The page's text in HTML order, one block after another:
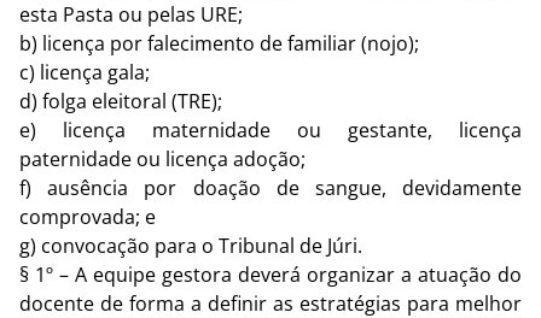
esta Pasta ou pelas URE;
b) licença por falecimento de familiar (nojo);
c) licença gala;
d) folga eleitoral (TRE);
e) licença maternidade ou gestante, licença
paternidade ou licença adoção;
f) ausência por doação de sangue, devidamente
comprovada; e
g) convocação para o Tribunal de Júri.
§ 1º – A equipe gestora deverá organizar a atuação do
docente de forma a definir as estratégias para melhor